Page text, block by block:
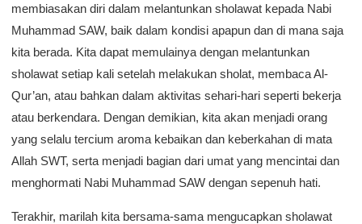
membiasakan diri dalam melantunkan sholawat kepada Nabi
Muhammad SAW, baik dalam kondisi apapun dan di mana saja
kita berada. Kita dapat memulainya dengan melantunkan
sholawat setiap kali setelah melakukan sholat, membaca Al-
Qur’an, atau bahkan dalam aktivitas sehari-hari seperti bekerja
atau berkendara. Dengan demikian, kita akan menjadi orang
yang selalu tercium aroma kebaikan dan keberkahan di mata
Allah SWT, serta menjadi bagian dari umat yang mencintai dan
menghormati Nabi Muhammad SAW dengan sepenuh hati.
Terakhir, marilah kita bersama-sama mengucapkan sholawat